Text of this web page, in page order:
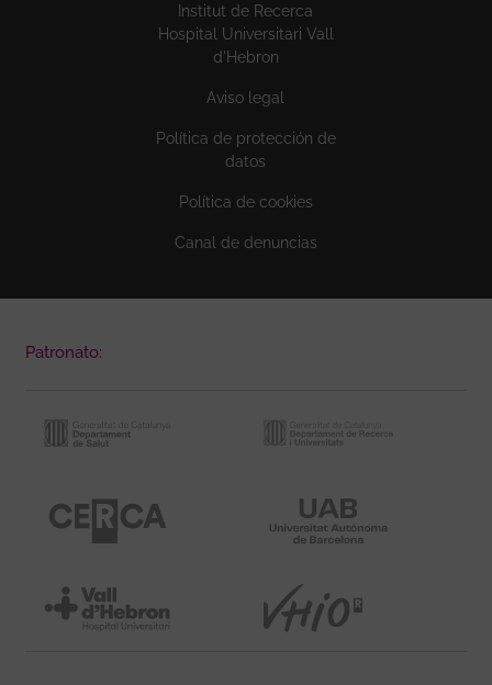
Institut de Recerca
Hospital Universitari Vall
d'Hebron
Aviso legal
Política de protección de
datos
Política de cookies
Canal de denuncias
Patronato: